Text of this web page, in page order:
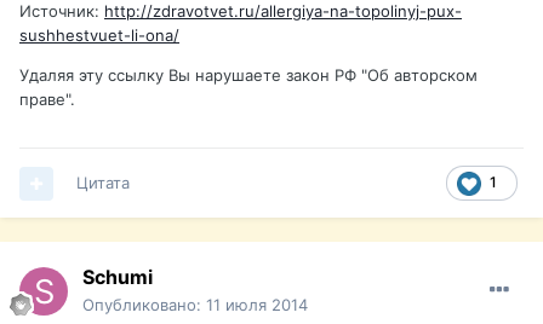
Источник: http://zdravotvet.ru/allergiya-na-topolinyj-pux-
sushhestvuet-li-ona/
Удаляя эту ссылку Вы нарушаете закон РФ "Об авторском
праве".
1
Цитата
Schumi
Опубликовано: 11 июля 2014